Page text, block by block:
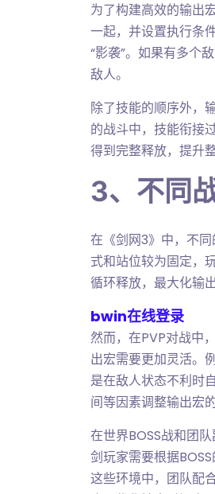
为了构建高效的输出
一起，并设置执行条
“影袭”。如果有多
敌人。
除了技能的顺序外，
的战斗中，技能衔接
得到完整释放，提升
3、不同
在《剑网3》中，不
式和站位较为固定，
循环释放，最大化输出
bwin在线登录
然而，在PVP对战中
出宏需要更加灵活。
是在敌人状态不利时
间等因素调整输出宏
在世界BOSS战和团
剑玩家需要根据
这些环境中，团队配